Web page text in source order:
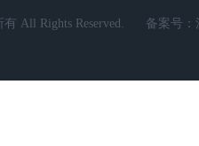
All Rights Reserved. 备案号：